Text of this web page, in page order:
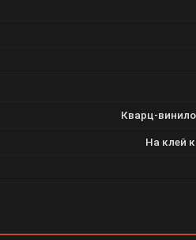
Кварц-
На клей